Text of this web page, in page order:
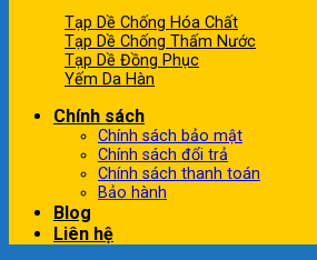
Tạp Dề Chống Hóa Chất
Tạp Dề Chống Thấm Nước
Tạp Dề Đồng Phục
Yếm Da Hàn
Chính sách
Chính sách bảo mật
Chính sách đổi trả
Chính sách thanh toán
Bảo hành
Blog
Liên hệ